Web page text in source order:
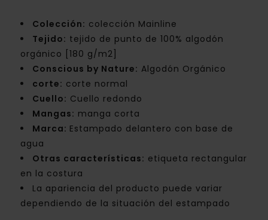
Colección: colección Mainline
Tejido: tejido de punto de 100% algodón
orgánico [180 g/m2]
Conscious by Nature: Algodón Orgánico
corte: corte normal
Cuello: Cuello redondo
Mangas: manga corta
Marca: Estampado delantero con base de
agua
Otras características: etiqueta rectangular
en la costura
La apariencia del producto puede variar
dependiendo de la situación del estampado